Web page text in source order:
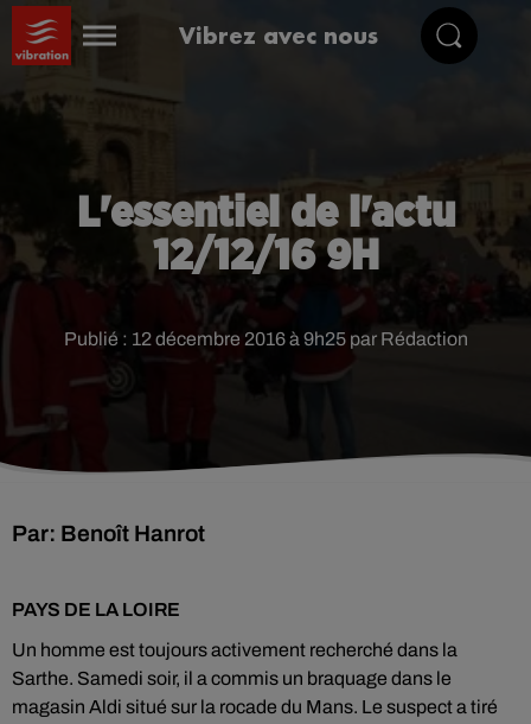
Vibrez avec nous
L'essentiel de l'actu
12/12/16 9H
Publié : 12 décembre 2016 à 9h25 par Rédaction
Par: Benoît Hanrot
PAYS DE LA LOIRE
Un homme est toujours activement recherché dans la
Sarthe. Samedi soir, il a commis un braquage dans le
magasin Aldi situé sur la rocade du Mans. Le suspect a tiré